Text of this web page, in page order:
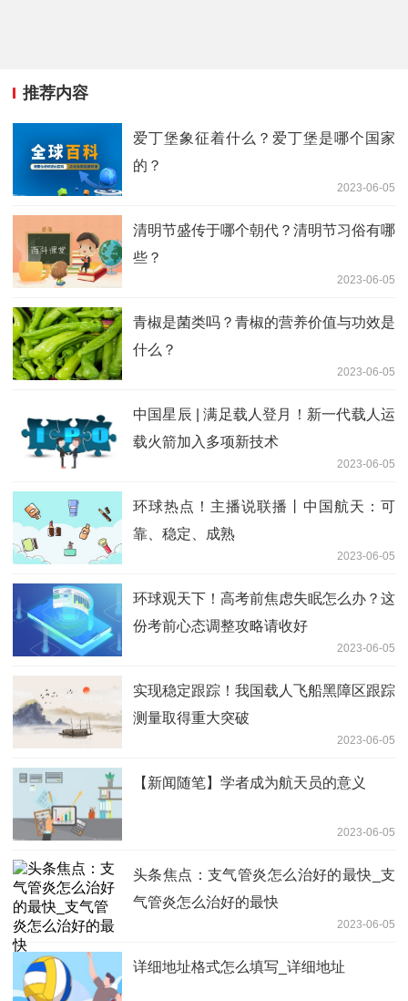
推荐内容
爱丁堡象征着什么？爱丁堡是哪个国家
的？
2023-06-05
清明节盛传于哪个朝代？清明节习俗有哪
些？
2023-06-05
青椒是菌类吗？青椒的营养价值与功效是
什么？
2023-06-05
中国星辰 | 满足载人登月！新一代载人运
载火箭加入多项新技术
2023-06-05
环球热点！主播说联播丨中国航天：可
靠、稳定、成熟
2023-06-05
环球观天下！高考前焦虑失眠怎么办？这
份考前心态调整攻略请收好
2023-06-05
实现稳定跟踪！我国载人飞船黑障区跟踪
测量取得重大突破
2023-06-05
【新闻随笔】学者成为航天员的意义
2023-06-05
头条焦点：支气管炎怎么治好的最快_支
气管炎怎么治好的最快
2023-06-05
详细地址格式怎么填写_详细地址